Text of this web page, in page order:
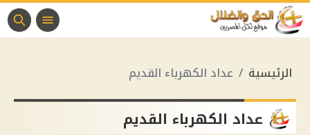
الرئيسية عداد الكهرباء القديم
عداد الكهرباء القديم